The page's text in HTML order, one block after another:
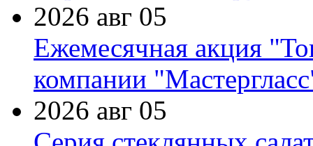
2026 авг 05
Ежемесячная акция
компании
2026 авг 05